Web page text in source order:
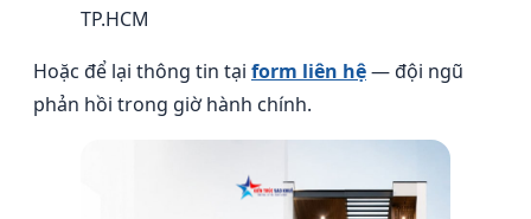
TP.HCM
Hoặc để lại thông tin tại form liên hệ— đội ngũ
phản hồi trong giờ hành chính.